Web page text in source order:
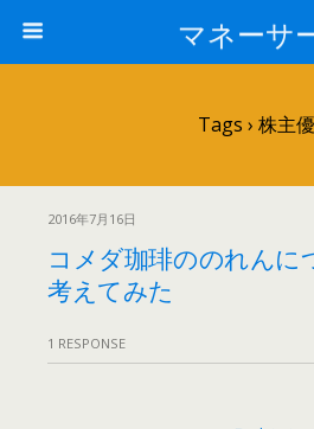
マネーサ
Tags › 株主
2016年7月16日
コメダ珈琲ののれんに
考えてみた
1 RESPONSE